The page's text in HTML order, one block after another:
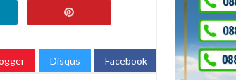
Disqus Facebook